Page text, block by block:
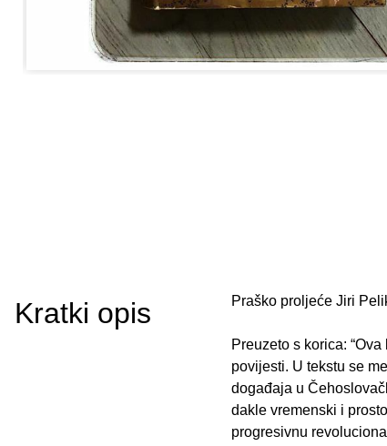
Kratki opis Praško proljeće Jiri
Preuzeto s korica:
povijesti. U tekstu se
događaja u
dakle vremenski i
progresivnu